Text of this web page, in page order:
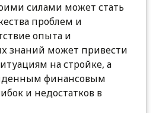
силами может стать
проблем и
опыта и
знаний может привести
на стройке, а
финансовым
и недостатков в